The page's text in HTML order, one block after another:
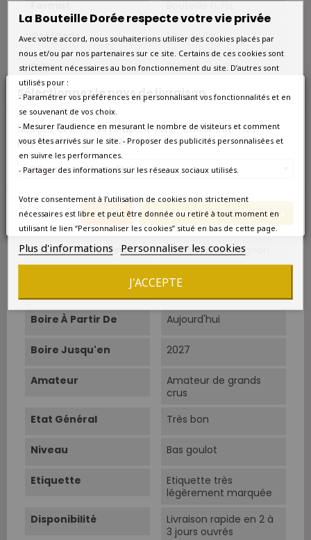
Sélectionnez le pays de livraison
Nos prix et les frais peuvent varier en fonction du
pays/de la région de livraison.
France métropolitaine
Annuler Enregistrer les modifications
Format Bouteille 0.75L
Qté/Colis 1 bouteille
Pays France
Région Bordeaux
Appellation Margaux
Couleur
Classement Grand Cru Classé
Cépage Dominant Cabernet-Sauvignon
16°C-18°C.
Boire À Partir De Aujourd'hui
Boire Jusqu'en 2027
Amateur
Amateur de grands
crus
Etat Général
Très bon
Niveau Bas goulot
Etiquette
Etiquette très
légèrement marquée
Disponibilité
Livraison rapide en 2 à
3 jours ouvrés
La Bouteille Dorée respecte votre vie privée
Avec votre accord, nous souhaiterions utiliser des cookies placés par
nous et/ou par nos partenaires sur ce site. Certains de ces cookies sont
strictement nécessaires au bon fonctionnement du site. D’autres sont
utilisés pour :
- Paramétrer vos préférences en personnalisant vos fonctionnalités et en
se souvenant de vos choix.
- Mesurer l’audience en mesurant le nombre de visiteurs et comment
vous êtes arrivés sur le site. - Proposer des publicités personnalisées et
en suivre les performances.
- Partager des informations sur les réseaux sociaux utilisés.
Votre consentement à l’utilisation de cookies non strictement
nécessaires est libre et peut être donnée ou retiré à tout moment en
utilisant le lien “Personnaliser les cookies” situé en bas de cette page.
Plus d'informations Personnaliser les cookies
J'ACCEPTE